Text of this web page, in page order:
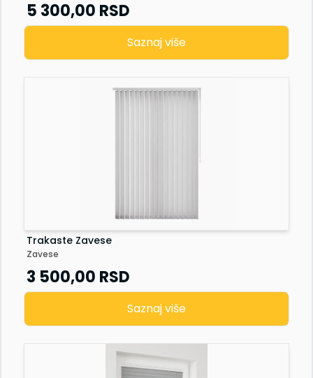
Staklena fasada
5 300,00 RSD
Saznaj više
Trakaste Zavese
Zavese
3 500,00 RSD
Saznaj više